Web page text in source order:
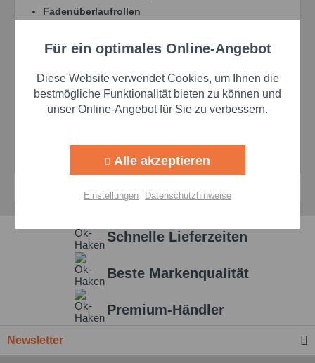
Fadenüberlaufrollen
Temperaturbereich:-70 °C bis +130 °C
Drehzahlkennwert (n x dm): 1.600.000 mm/min
> 170 °C
Schnelle Lieferzeiten
Beste Markenqualität
Premium-Händler
Newsletter
Funktionale Aktiv
Marketing Aktiv
Personalisierung Aktiv
Für ein optimales Online-Angebot
Diese Website verwendet Cookies, um Ihnen die
bestmögliche Funktionalität bieten zu können und
unser Online-Angebot für Sie zu verbessern.
Alle akzeptieren
Einstellungen Datenschutzhinweise